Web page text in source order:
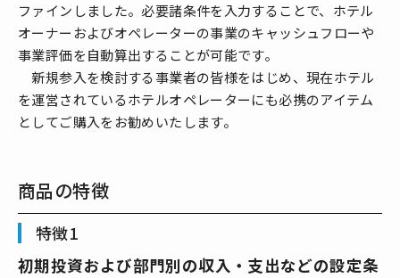
ファインしました。必要諸条件を入力することで、ホテル
オーナーおよびオペレーターの事業のキャッシュフローや
事業評価を自動算出することが可能です。
新規参入を検討する事業者の皆様をはじめ、現在ホテル
を運営されているホテルオペレーターにも必携のアイテム
としてご購入をお勧めいたします。
商品の特徴
特徴1
初期投資および部門別の収入・支出などの設定条